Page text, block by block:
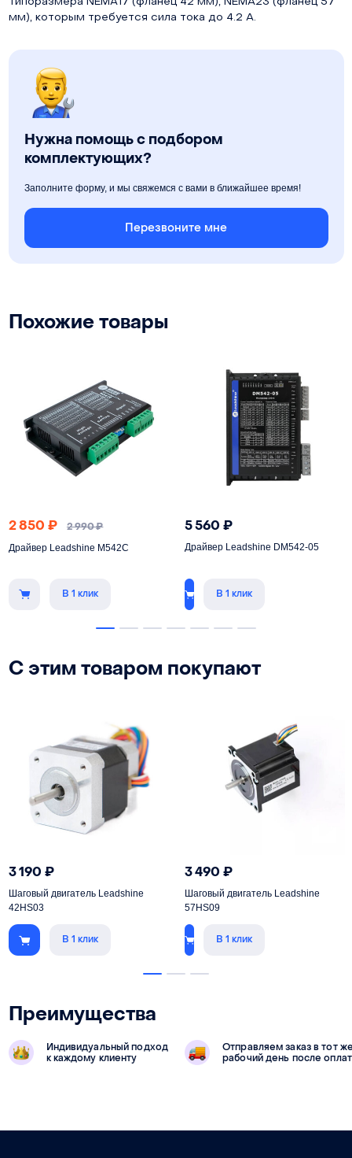
мм), которым требуется сила тока до 4.2 А.
Нужна помощь с подбором
комплектующих?
Заполните форму, и мы свяжемся с вами в ближайшее время!
Перезвоните мне
Похожие товары
2 850₽ 2 990₽
Драйвер Leadshine M542C
В 1 клик
5 560₽
Драйвер Leadshine DM542-05
В 1 клик
С этим товаром покупают
3 190₽
Шаговый двигатель Leadshine
42HS03
В 1 клик
3 490₽
Шаговый двигатель Leadshine
57HS09
В 1 клик
Преимущества
Индивидуальный подход
к каждому клиенту
Отправляем заказ в тот
рабочий день после